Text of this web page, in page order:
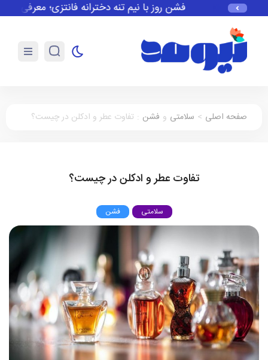
فشن روز با نیم تنه دخترانه فانتزی؛ معرفی
صفحه اصلی > سلامتی و فشن : تفاوت عطر و ادکلن در چیست؟
تفاوت عطر و ادکلن در چیست؟
سلامتی فشن